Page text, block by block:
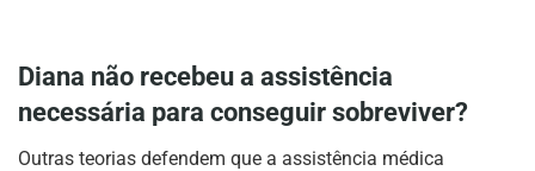
Diana não recebeu a assistência
necessária para conseguir sobreviver?
Outras teorias defendem que a assistência médica